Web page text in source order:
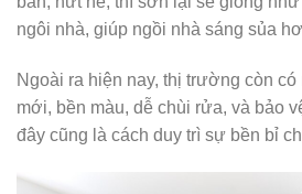
ngôi nhà, giúp ngồi nhà sáng sủa
Ngoài ra hiện nay, thị trường còn
mới, bền màu, dễ chùi rửa, và bảo
đây cũng là cách duy trì sự bền bỉ